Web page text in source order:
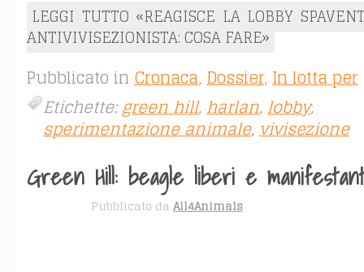
LEGGI TUTTO «REAGISCE LA LOBBY
ANTIVIVISEZIONISTA: COSA FARE»
Pubblicato in Cronaca, Dossier, In lotta per
Etichette:green hill,harlan,lobby,
sperimentazione animale,vivisezione
Green Hill: beagle liberi e
Pubblicato da All4Animals